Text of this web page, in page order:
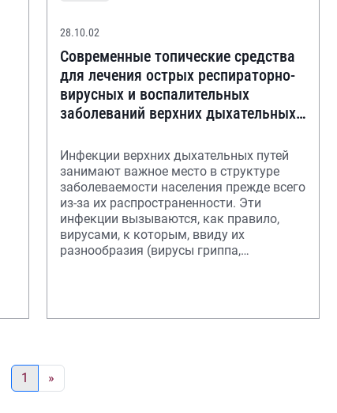
28.10.02
Современные топические средства
для лечения острых респираторно-
вирусных и воспалительных
заболеваний верхних дыхательных
Инфекции верхних дыхательных путей
занимают важное место в структуре
заболеваемости населения прежде всего
из-за их распространенности. Эти
инфекции вызываются, как правило,
вирусами, к которым, ввиду их
разнообразия (вирусы гриппа,
1 »